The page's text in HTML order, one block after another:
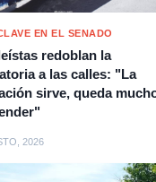
EN EL SENADO
redoblan la
a las calles: "La
sirve, queda
2026